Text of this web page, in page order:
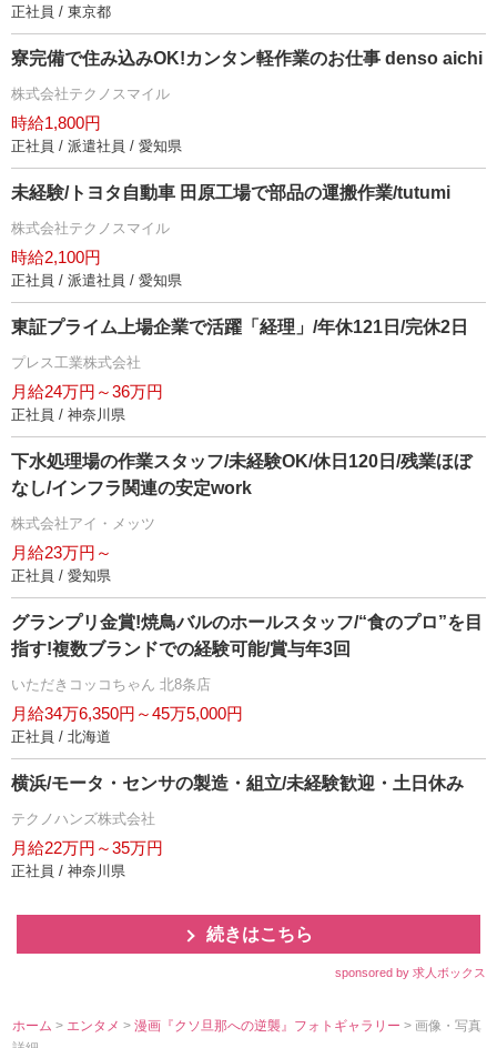
正社員 / 東京都
寮完備で住み込みOK!カンタン軽作業のお仕事 denso aichi
株式会社テクノスマイル
時給1,800円
正社員 / 派遣社員 / 愛知県
未経験/トヨタ自動車 田原工場で部品の運搬作業/tutumi
株式会社テクノスマイル
時給2,100円
正社員 / 派遣社員 / 愛知県
東証プライム上場企業で活躍「経理」/年休121日/完休2日
プレス工業株式会社
月給24万円～36万円
正社員 / 神奈川県
下水処理場の作業スタッフ/未経験OK/休日120日/残業ほぼ
なし/インフラ関連の安定work
株式会社アイ・メッツ
月給23万円～
正社員 / 愛知県
グランプリ金賞!焼鳥バルのホールスタッフ/“食のプロ”を目
指す!複数ブランドでの経験可能/賞与年3回
いただきコッコちゃん 北8条店
月給34万6,350円～45万5,000円
正社員 / 北海道
横浜/モータ・センサの製造・組立/未経験歓迎・土日休み
テクノハンズ株式会社
月給22万円～35万円
正社員 / 神奈川県
続きはこちら
sponsored by 求人ボックス
ホーム > エンタメ>漫画『クソ旦那への逆襲』フォトギャラリー> 画像・写真